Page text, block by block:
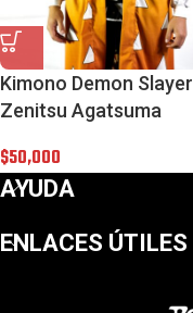
Kimono Demon Slayer
Zenitsu Agatsuma
$50,000
AYUDA
ENLACES ÚTILES